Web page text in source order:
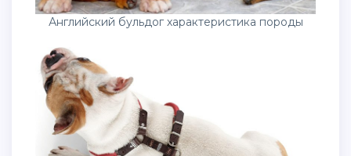
Английский бульдог характеристика породы